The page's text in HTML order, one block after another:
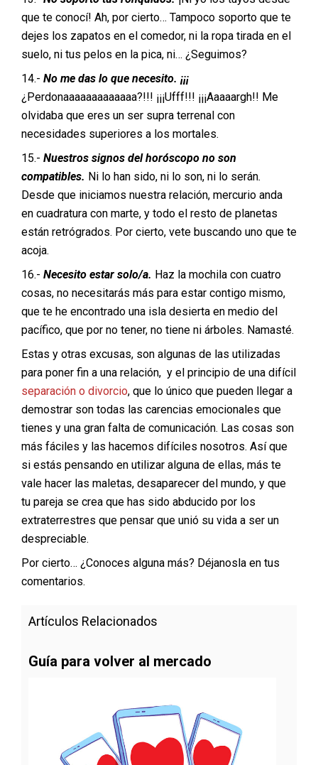
que te conocí! Ah, por cierto… Tampoco soporto que te
dejes los zapatos en el comedor, ni la ropa tirada en el
suelo, ni tus pelos en la pica, ni… ¿Seguimos?
14.- No me das lo que necesito. ¡¡¡
¿Perdonaaaaaaaaaaaaa?!!! ¡¡¡Ufff!!! ¡¡¡Aaaaargh!! Me
olvidaba que eres un ser supra terrenal con
necesidades superiores a los mortales.
15.- Nuestros signos del horóscopo no son
compatibles. Ni lo han sido, ni lo son, ni lo serán.
Desde que iniciamos nuestra relación, mercurio anda
en cuadratura con marte, y todo el resto de planetas
están retrógrados. Por cierto, vete buscando uno que te
acoja.
16.- Necesito estar solo/a. Haz la mochila con cuatro
cosas, no necesitarás más para estar contigo mismo,
que te he encontrado una isla desierta en medio del
pacífico, que por no tener, no tiene ni árboles. Namasté.
Estas y otras excusas, son algunas de las utilizadas
para poner fin a una relación, y el principio de una difícil
separación o divorcio, que lo único que pueden llegar a
demostrar son todas las carencias emocionales que
tienes y una gran falta de comunicación. Las cosas son
más fáciles y las hacemos difíciles nosotros. Así que
si estás pensando en utilizar alguna de ellas, más te
vale hacer las maletas, desaparecer del mundo, y que
tu pareja se crea que has sido abducido por los
extraterrestres que pensar que unió su vida a ser un
despreciable.
Por cierto… ¿Conoces alguna más? Déjanosla en tus
comentarios.
Artículos Relacionados
Guía para volver al mercado